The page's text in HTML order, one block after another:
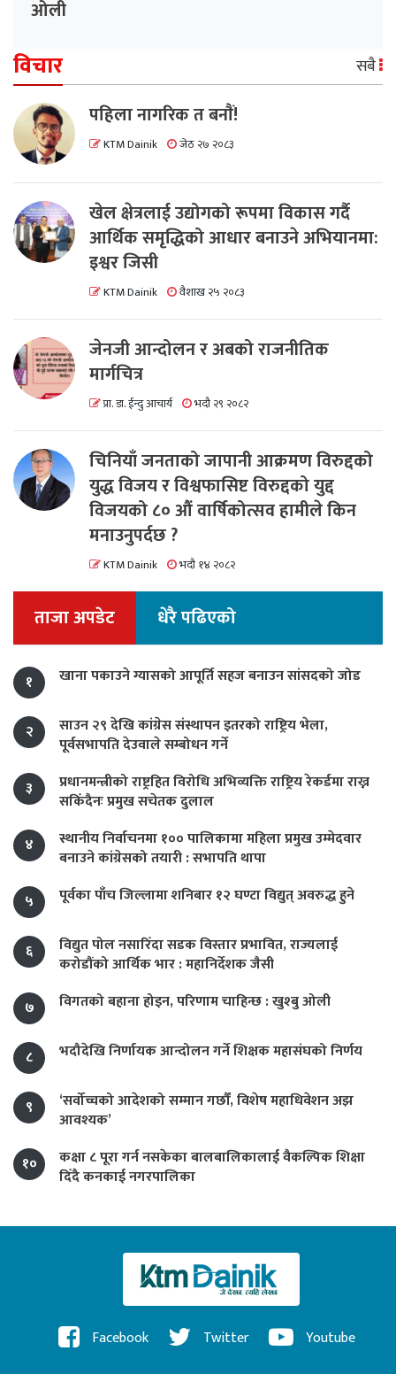
ओली
विचार सबै
पहिला नागरिक त बनाैं!
KTM Dainik जेठ २७ २०८३
खेल क्षेत्रलाई उद्योगको रूपमा विकास गर्दै
आर्थिक समृद्धिको आधार बनाउने अभियानमा:
इश्वर जिसी
KTM Dainik वैशाख २५ २०८३
जेनजी आन्दोलन र अबको राजनीतिक
मार्गचित्र
प्रा. डा. ईन्दु आचार्य भदौ २९ २०८२
चिनियाँ जनताको जापानी आक्रमण विरुद्दको
युद्ध विजय र विश्वफासिष्ट विरुद्दको युद्द
विजयको ८० औं वार्षिकोत्सव हामीले किन
मनाउनुपर्दछ ?
KTM Dainik भदौ १४ २०८२
ताजा अपडेट धेरै पढिएको
१ खाना पकाउने ग्यासको आपूर्ति सहज बनाउन सांसदको जोड
२
साउन २९ देखि कांग्रेस संस्थापन इतरको राष्ट्रिय भेला,
पूर्वसभापति देउवाले सम्बोधन गर्ने
३
प्रधानमन्त्रीको राष्ट्रहित विरोधि अभिव्यक्ति राष्ट्रिय रेकर्डमा राख्न
सकिँदैनः प्रमुख सचेतक दुलाल
४
स्थानीय निर्वाचनमा १०० पालिकामा महिला प्रमुख उम्मेदवार
बनाउने कांग्रेसको तयारी : सभापति थापा
५
पूर्वका पाँच जिल्लामा शनिबार १२ घण्टा विद्युत् अवरुद्ध हुने
६
विद्युत पोल नसारिँदा सडक विस्तार प्रभावित, राज्यलाई
करोडौंको आर्थिक भार : महानिर्देशक जैसी
७
विगतको बहाना होइन, परिणाम चाहिन्छ : खुश्बु ओली
८ भदौदेखि निर्णायक आन्दोलन गर्ने शिक्षक महासंघको निर्णय
९
‘सर्वोच्चको आदेशको सम्मान गर्छौं, विशेष महाधिवेशन अझ
आवश्यक’
१०
कक्षा ८ पूरा गर्न नसकेका बालबालिकालाई वैकल्पिक शिक्षा
दिँदै कनकाई नगरपालिका
Facebook Twitter Youtube